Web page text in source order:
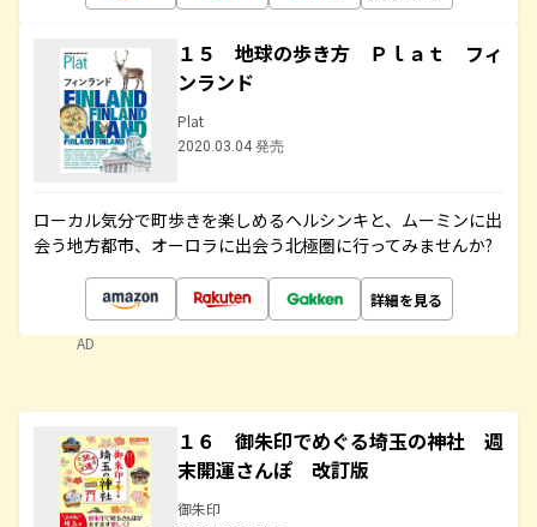
１５ 地球の歩き方 Ｐｌａｔ フィ
ンランド
Plat
2020.03.04 発売
ローカル気分で町歩きを楽しめるヘルシンキと、ムーミンに出
会う地方都市、オーロラに出会う北極圏に行ってみませんか?
詳細を見る
AD
１６ 御朱印でめぐる埼玉の神社 週
末開運さんぽ 改訂版
御朱印